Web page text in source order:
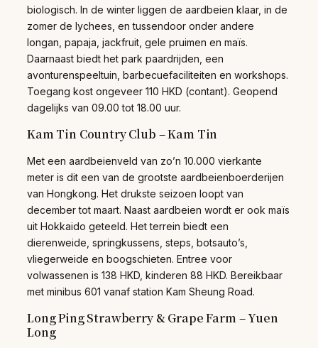
biologisch. In de winter liggen de aardbeien klaar, in de
zomer de lychees, en tussendoor onder andere
longan, papaja, jackfruit, gele pruimen en maïs.
Daarnaast biedt het park paardrijden, een
avonturenspeeltuin, barbecuefaciliteiten en workshops.
Toegang kost ongeveer 110 HKD (contant). Geopend
dagelijks van 09.00 tot 18.00 uur.
Kam Tin Country Club – Kam Tin
Met een aardbeienveld van zo’n 10.000 vierkante
meter is dit een van de grootste aardbeienboerderijen
van Hongkong. Het drukste seizoen loopt van
december tot maart. Naast aardbeien wordt er ook maïs
uit Hokkaido geteeld. Het terrein biedt een
dierenweide, springkussens, steps, botsauto’s,
vliegerweide en boogschieten. Entree voor
volwassenen is 138 HKD, kinderen 88 HKD. Bereikbaar
met minibus 601 vanaf station Kam Sheung Road.
Long Ping Strawberry & Grape Farm – Yuen
Long